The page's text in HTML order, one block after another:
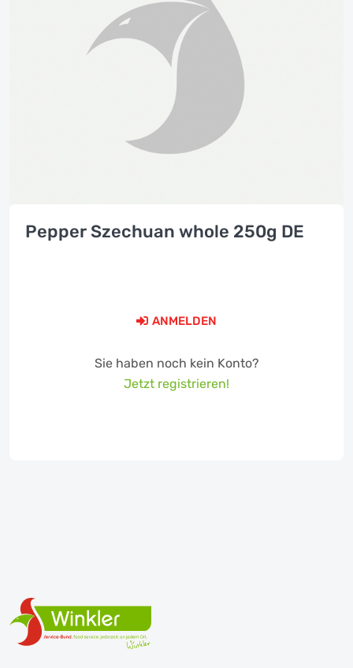
Pepper Szechuan whole 250g DE
ANMELDEN
Sie haben noch kein Konto?
Jetzt registrieren!